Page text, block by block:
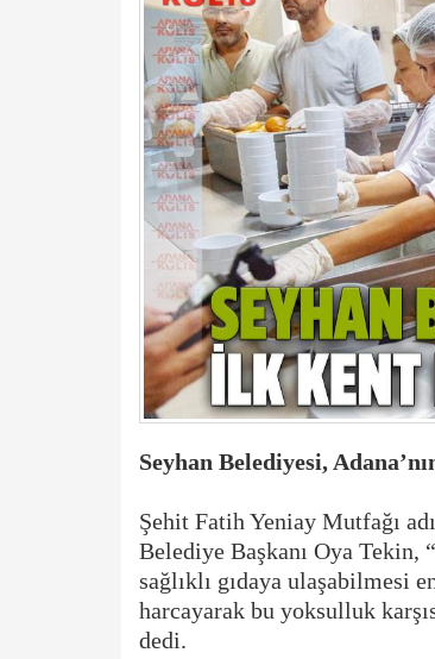
Seyhan Belediyesi,
Şehit Fatih Yeniay Mutfağı
Belediye Başkanı Oya Tekin,
sağlıklı gıdaya ulaşabilmesi
harcayarak bu yoksulluk
dedi.